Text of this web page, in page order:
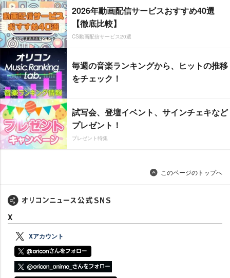
2026年動画配信サービスおすすめ40選
【徹底比較】
CS動画配信サービス20選
毎週の音楽ランキングから、ヒットの推移
をチェック！
試写会、登壇イベント、サインチェキなど
プレゼント！
プレゼント特集
このページのトップへ
X
Xアカウント